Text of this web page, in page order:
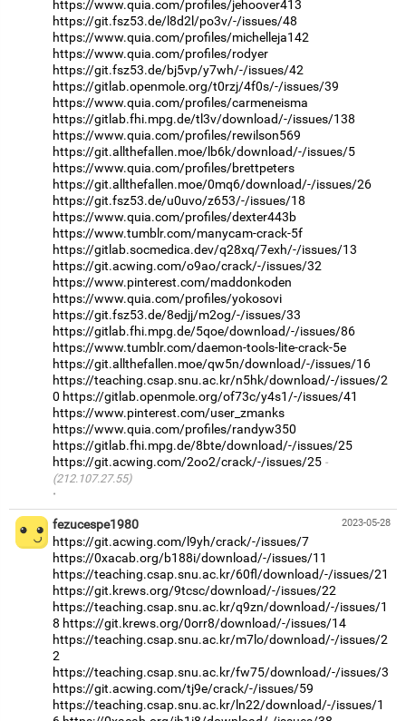
https://www.quia.com/profiles/jehoover413
https://git.fsz53.de/l8d2l/po3v/-/issues/48
https://www.quia.com/profiles/michelleja142
https://www.quia.com/profiles/rodyer
https://git.fsz53.de/bj5vp/y7wh/-/issues/42
https://gitlab.openmole.org/t0rzj/4f0s/-/issues/39
https://www.quia.com/profiles/carmeneisma
https://gitlab.fhi.mpg.de/tl3v/download/-/issues/138
https://www.quia.com/profiles/rewilson569
https://git.allthefallen.moe/lb6k/download/-/issues/5
https://www.quia.com/profiles/brettpeters
https://git.allthefallen.moe/0mq6/download/-/issues/26
https://git.fsz53.de/u0uvo/z653/-/issues/18
https://www.quia.com/profiles/dexter443b
https://www.tumblr.com/manycam-crack-5f
https://gitlab.socmedica.dev/q28xq/7exh/-/issues/13
https://git.acwing.com/o9ao/crack/-/issues/32
https://www.pinterest.com/maddonkoden
https://www.quia.com/profiles/yokosovi
https://git.fsz53.de/8edjj/m2og/-/issues/33
https://gitlab.fhi.mpg.de/5qoe/download/-/issues/86
https://www.tumblr.com/daemon-tools-lite-crack-5e
https://git.allthefallen.moe/qw5n/download/-/issues/16
https://teaching.csap.snu.ac.kr/n5hk/download/-/issues/2
0 https://gitlab.openmole.org/of73c/y4s1/-/issues/41
https://www.pinterest.com/user_zmanks
https://www.quia.com/profiles/randyw350
https://gitlab.fhi.mpg.de/8bte/download/-/issues/25
https://git.acwing.com/2oo2/crack/-/issues/25
(212.107.27.55)
·
2023-05-28
fezucespe1980
https://git.acwing.com/l9yh/crack/-/issues/7
https://0xacab.org/b188i/download/-/issues/11
https://teaching.csap.snu.ac.kr/60fl/download/-/issues/21
https://git.krews.org/9tcsc/download/-/issues/22
https://teaching.csap.snu.ac.kr/q9zn/download/-/issues/1
8 https://git.krews.org/0orr8/download/-/issues/14
https://teaching.csap.snu.ac.kr/m7lo/download/-/issues/2
2
https://teaching.csap.snu.ac.kr/fw75/download/-/issues/3
https://git.acwing.com/tj9e/crack/-/issues/59
https://teaching.csap.snu.ac.kr/ln22/download/-/issues/1